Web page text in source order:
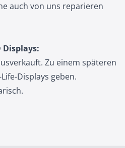
auch von uns reparieren
Displays:
Zu einem späteren
Displays geben.